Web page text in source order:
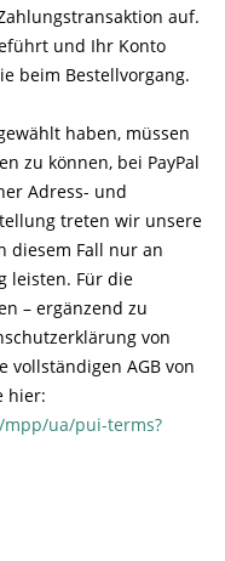
auf.
und Ihr Konto
beim Bestellvorgang.
haben, müssen
zu können, bei PayPal
Adress- und
treten wir unsere
diesem Fall nur an
leisten. Für die
– ergänzend zu
von
vollständigen AGB von
hier:
ua/pui-terms?